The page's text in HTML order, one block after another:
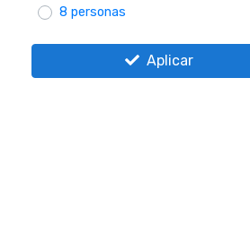
8 personas
Aplicar